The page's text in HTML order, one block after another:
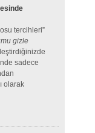
tercihleri”
gizle
sadece
olarak